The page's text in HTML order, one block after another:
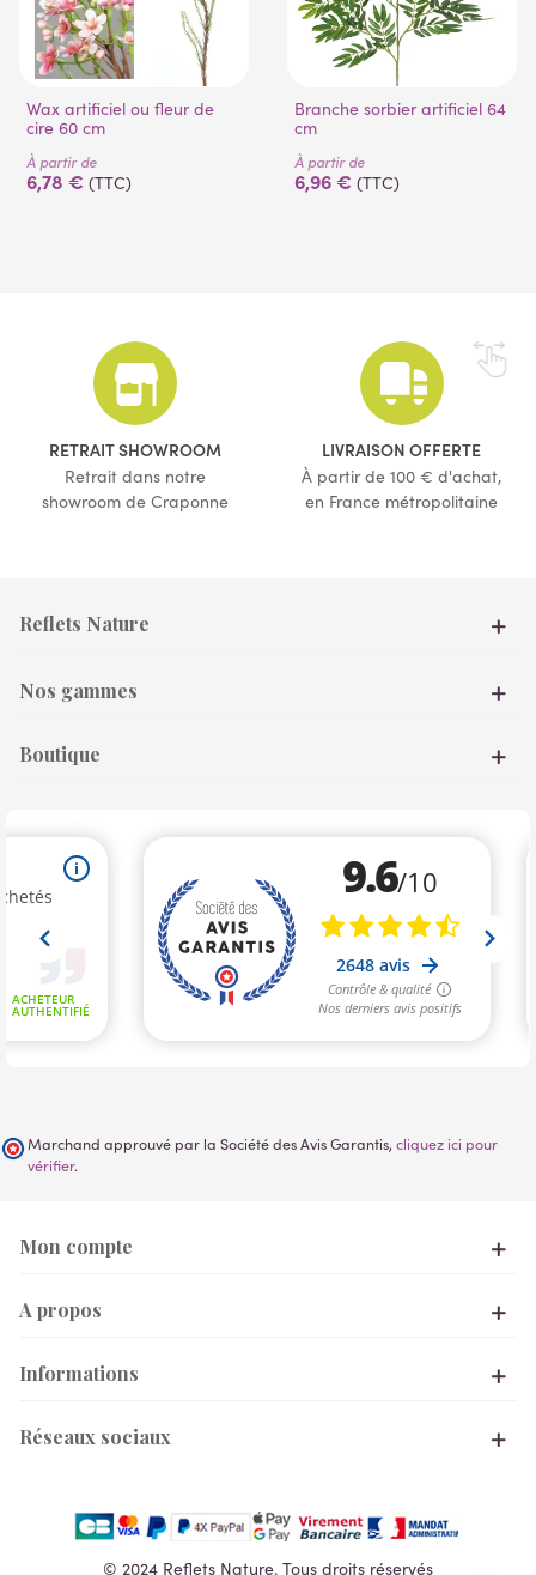
Wax artificiel ou fleur de
cire 60 cm
À partir de
6,78 € (TTC)
Branche sorbier artificiel 64
cm
À partir de
6,96 € (TTC)
RETRAIT SHOWROOM
Retrait dans notre
showroom de Craponne
LIVRAISON OFFERTE
À partir de 100 € d'achat,
en France métropolitaine
Reflets Nature
Nos gammes
Boutique
Marchand approuvé par la Société des Avis Garantis, cliquez ici pour
vérifier.
Mon compte
A propos
Informations
Réseaux sociaux
© 2024 Reflets Nature. Tous droits réservés